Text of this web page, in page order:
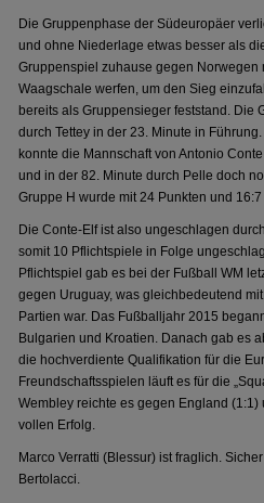
Die Gruppenphase der Südeuropäer
und ohne Niederlage etwas besser als
Gruppenspiel zuhause gegen Norwegen
Waagschale werfen, um den Sieg
bereits als Gruppensieger feststand. Die
durch Tettey in der 23. Minute in
konnte die Mannschaft von Antonio
und in der 82. Minute durch Pelle doch
Gruppe H wurde mit 24 Punkten und
Die Conte-Elf ist also ungeschlagen
somit 10 Pflichtspiele in Folge
Pflichtspiel gab es bei der Fußball WM
gegen Uruguay, was gleichbedeutend
Partien war. Das Fußballjahr 2015
Bulgarien und Kroatien. Danach gab es
die hochverdiente Qualifikation für die
Freundschaftsspielen läuft es für die
Wembley reichte es gegen England
vollen Erfolg.
Marco Verratti (Blessur) ist fraglich.
Bertolacci.